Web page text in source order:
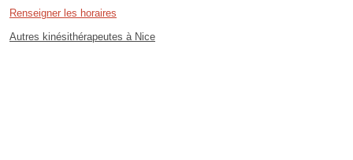
Renseigner les horaires
Autres kinésithérapeutes à Nice